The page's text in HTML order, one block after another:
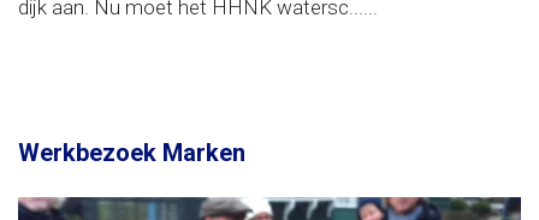
dijk aan. Nu moet het HHNK watersc......
Werkbezoek Marken